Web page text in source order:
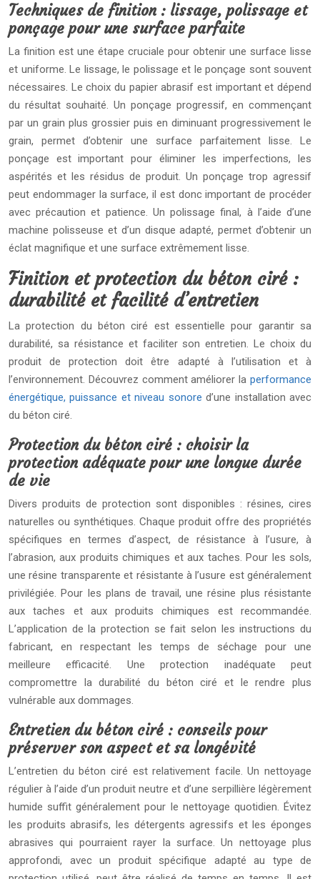
Techniques de finition : lissage, polissage et
ponçage pour une surface parfaite
La finition est une étape cruciale pour obtenir une surface lisse
et uniforme. Le lissage, le polissage et le ponçage sont souvent
nécessaires. Le choix du papier abrasif est important et dépend
du résultat souhaité. Un ponçage progressif, en commençant
par un grain plus grossier puis en diminuant progressivement le
grain, permet d’obtenir une surface parfaitement lisse. Le
ponçage est important pour éliminer les imperfections, les
aspérités et les résidus de produit. Un ponçage trop agressif
peut endommager la surface, il est donc important de procéder
avec précaution et patience. Un polissage final, à l’aide d’une
machine polisseuse et d’un disque adapté, permet d’obtenir un
éclat magnifique et une surface extrêmement lisse.
Finition et protection du béton ciré :
durabilité et facilité d’entretien
La protection du béton ciré est essentielle pour garantir sa
durabilité, sa résistance et faciliter son entretien. Le choix du
produit de protection doit être adapté à l’utilisation et à
l’environnement. Découvrez comment améliorer la performance
énergétique, puissance et niveau sonore d’une installation avec
du béton ciré.
Protection du béton ciré : choisir la
protection adéquate pour une longue durée
de vie
Divers produits de protection sont disponibles : résines, cires
naturelles ou synthétiques. Chaque produit offre des propriétés
spécifiques en termes d’aspect, de résistance à l’usure, à
l’abrasion, aux produits chimiques et aux taches. Pour les sols,
une résine transparente et résistante à l’usure est généralement
privilégiée. Pour les plans de travail, une résine plus résistante
aux taches et aux produits chimiques est recommandée.
L’application de la protection se fait selon les instructions du
fabricant, en respectant les temps de séchage pour une
meilleure efficacité. Une protection inadéquate peut
compromettre la durabilité du béton ciré et le rendre plus
vulnérable aux dommages.
Entretien du béton ciré : conseils pour
préserver son aspect et sa longévité
L’entretien du béton ciré est relativement facile. Un nettoyage
régulier à l’aide d’un produit neutre et d’une serpillière légèrement
humide suffit généralement pour le nettoyage quotidien. Évitez
les produits abrasifs, les détergents agressifs et les éponges
abrasives qui pourraient rayer la surface. Un nettoyage plus
approfondi, avec un produit spécifique adapté au type de